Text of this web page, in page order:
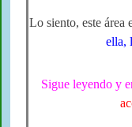
Lo siento, este área
ella,
Sigue leyendo y